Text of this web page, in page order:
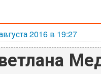
2016 в 19:27